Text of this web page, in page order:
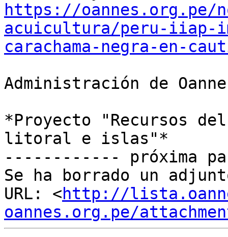
https://oannes.org.pe/
acuicultura/peru-iiap-
carachama-negra-en-
Administración de
*Proyecto "Recursos
litoral e islas"*
------------ próxima
Se ha borrado un
URL: <http://
oannes.org.pe/